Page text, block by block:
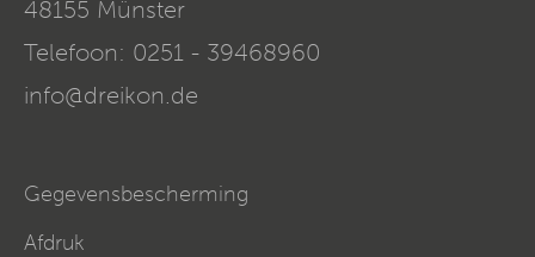
48155 Münster
Telefoon: 0251 - 39468960
info@dreikon.de
Gegevensbescherming
Afdruk